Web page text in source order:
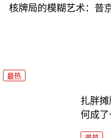
核牌局的模糊艺术：普
最热
扎胖
何成了